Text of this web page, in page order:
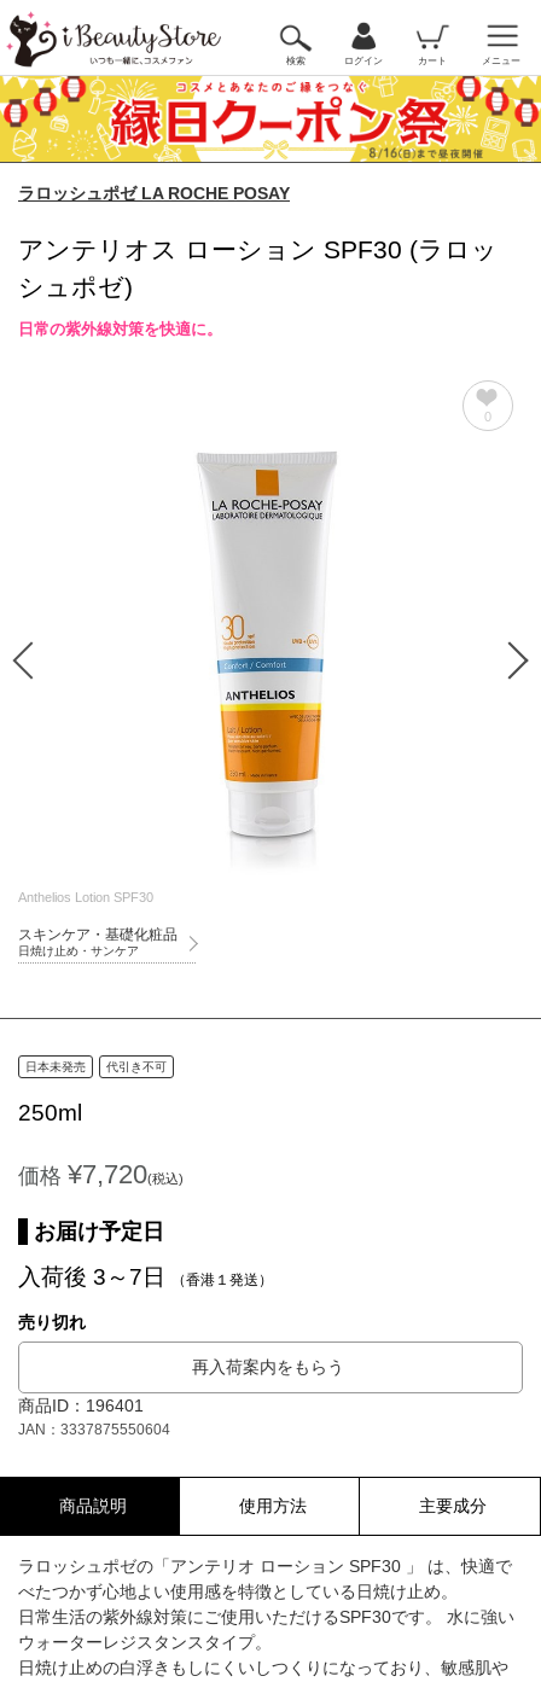
検索 ログイン カート メニュー
ラロッシュポゼ LA ROCHE POSAY
アンテリオス ローション SPF30 (ラロッ
シュポゼ)
日常の紫外線対策を快適に。
0
Anthelios Lotion SPF30
スキンケア・基礎化粧品
日焼け止め・サンケア
日本未発売 代引き不可
250ml
価格 ¥7,720(税込)
お届け予定日
入荷後 3～7日 （香港１発送）
売り切れ
再入荷案内をもらう
商品ID：196401
JAN：3337875550604
商品説明 使用方法 主要成分
ラロッシュポゼの「アンテリオ ローション SPF30 」 は、快適で
べたつかず心地よい使用感を特徴としている日焼け止め。
日常生活の紫外線対策にご使用いただけるSPF30です。 水に強い
ウォーターレジスタンスタイプ。
日焼け止めの白浮きもしにくいしつくりになっており、敏感肌や